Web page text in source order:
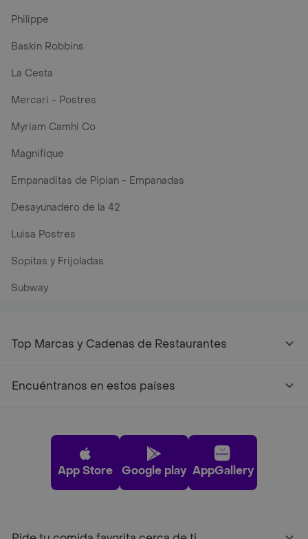
Philippe
Baskin Robbins
La Cesta
Mercari - Postres
Myriam Camhi Co
Magnifique
Empanaditas de Pipian - Empanadas
Desayunadero de la 42
Luisa Postres
Sopitas y Frijoladas
Subway
Top Marcas y Cadenas de Restaurantes
Encuéntranos en estos países
App Store Google play AppGallery